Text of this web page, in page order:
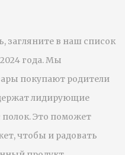
загляните в наш список
года. Мы
покупают родители
лидирующие
полок. Это поможет
чтобы и радовать